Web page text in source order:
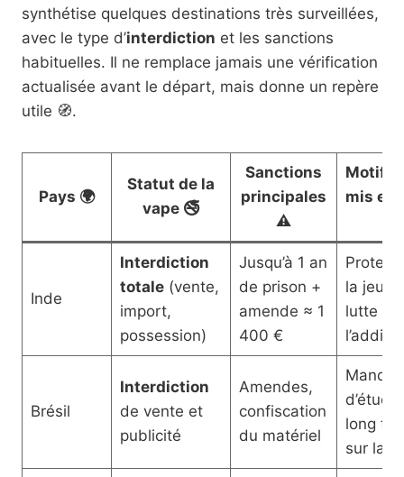
synthétise quelques destinations très surveillées,
avec le type d’interdiction et les sanctions
habituelles. Il ne remplace jamais une vérification
actualisée avant le départ, mais donne un repère
utile 🧭.
Pays 🌍
Statut de la
vape 🚭
Sanctions
principales
⚠️
Motif
mis en
Inde
Interdiction
totale(vente,
import,
possession)
Jusqu’à 1 an
de prison +
amende ≈ 1
400 €
la
lutte
Brésil
Interdiction
de vente et
publicité
Amendes,
confiscation
du matériel
Manque
long
sur la